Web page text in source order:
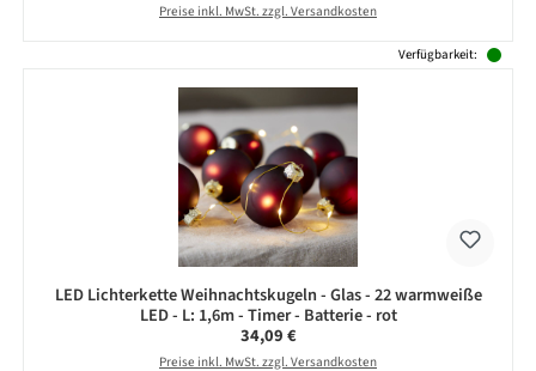
Preise inkl. MwSt. zzgl. Versandkosten
Verfügbarkeit:
LED Lichterkette Weihnachtskugeln - Glas - 22 warmweiße
LED - L: 1,6m - Timer - Batterie - rot
Regulärer Preis:
34,09 €
Preise inkl. MwSt. zzgl. Versandkosten